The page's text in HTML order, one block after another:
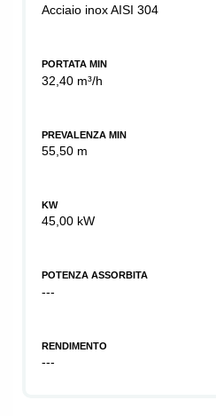
Acciaio inox AISI 304
PORTATA MIN
32,40 m³/h
PREVALENZA MIN
55,50 m
KW
45,00 kW
POTENZA ASSORBITA
---
RENDIMENTO
---